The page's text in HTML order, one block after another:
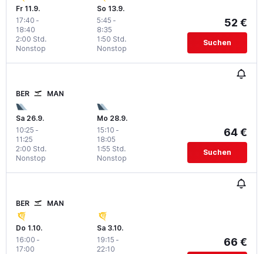
Fr 11.9.
17:40 -
18:40
Nonstop
2:00 Std.
So 13.9.
5:45 -
8:35
Nonstop
1:50 Std.
52 €
Suchen
BER MAN
Sa 26.9.
10:25 -
11:25
Nonstop
2:00 Std.
Mo 28.9.
15:10 -
18:05
Nonstop
1:55 Std.
64 €
Suchen
BER MAN
Do 1.10.
16:00 -
17:00
Sa 3.10.
19:15 -
22:10
66 €